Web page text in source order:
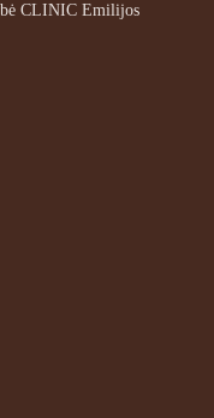
CLINIC Emilijos